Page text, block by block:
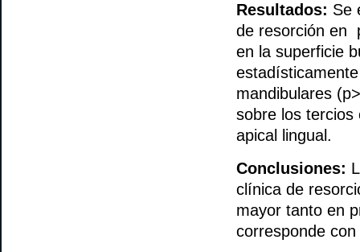
Resultados: Se
de resorción en
en la superficie
mandibulares
sobre los tercios
apical lingual.
Conclusiones:
clínica de
mayor tanto en
corresponde